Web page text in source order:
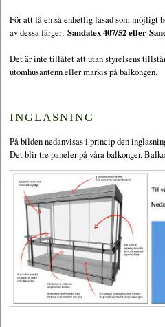
För att få en så enhetlig fasad som möjligt
av dessa färger: Sandatex 407/52 eller
Det är inte tillåtet att utan styrelsens
utomhusantenn eller markis på balkongen.
INGLASNING
På bilden nedanvisas i princip den
Det blir tre paneler på våra balkonger.